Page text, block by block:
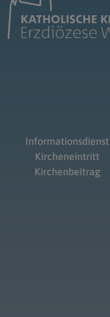
Informationsdienst
Kircheneintritt
Kirchenbeitrag